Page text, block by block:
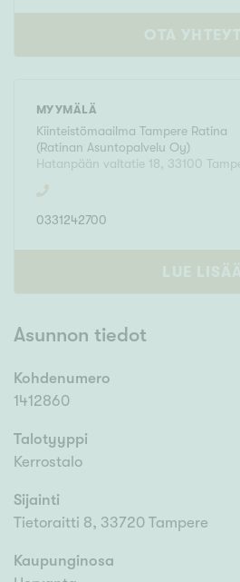
OTA
MYYMÄLÄ
Kiinteistömaailma Tampere Ratina
(Ratinan Asuntopalvelu Oy)
Hatanpään valtatie 18, 33100
0331242700
LUE LISÄÄ
Asunnon tiedot
Kohdenumero
1412860
Talotyyppi
Kerrostalo
Sijainti
Tietoraitti 8, 33720 Tampere
Kaupunginosa